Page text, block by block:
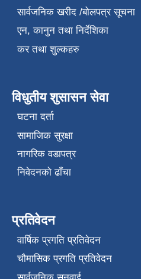
सार्वजनिक खरीद /बोलपत्र सूचना
एन, कानुन तथा निर्देशिका
कर तथा शुल्कहरु
विधुतीय शुसासन सेवा
घटना दर्ता
सामाजिक सुरक्षा
नागरिक वडापत्र
निवेदनको ढाँचा
प्रतिवेदन
वार्षिक प्रगति प्रतिवेदन
चौमासिक प्रगति प्रतिवेदन